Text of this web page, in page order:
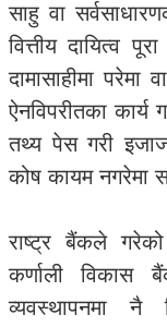
साहु वा
वित्तीय दायित्व
दामासाहीमा परेमा
ऐनविपरीतका
तथ्य पेस गरी
कोष कायम नगरेमा
राष्ट्र बैंकले गरेको
कर्णाली
व्यवस्थापनमा नै